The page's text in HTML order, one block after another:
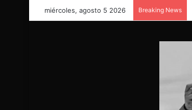
miércoles, agosto 5 2026 Breaking News